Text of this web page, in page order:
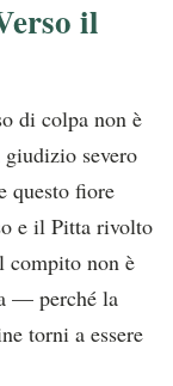
il
di colpa non è
severo
questo fiore
e il Pitta rivolto
compito non è
— perché la
torni a essere